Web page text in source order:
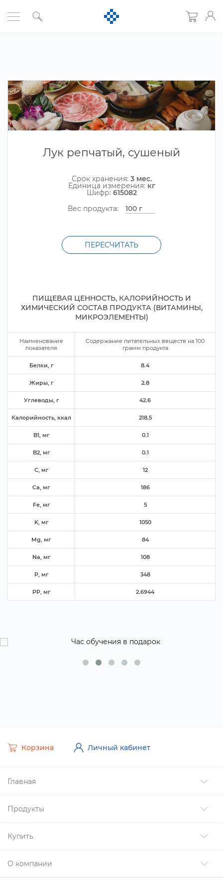
Лук репчатый, сушеный
Срок хранения: 3 мес.
Единица измерения: к
Шифр: 615082
ес продукта:
ПЕРЕСЧИТАТЬ
ПИЩЕВАЯ ЦЕННОСТЬ, КАЛОРИЙНОСТЬ И
ХИМИЧЕСКИЙ СОСТАВ ПРОДУКТА (ВИТАМИНЫ,
МИКРОЭЛЕМЕНТЫ)
Наименование
показателя
Содержание питательных веществ на 100
рамм продукта
Белки, 8.4
Жиры, 2.8
Углеводы, 42.6
Калорийность, ккал 218.5
B1, м 0.1
B2, м 0.1
C, м 12
Ca, м 186
Fe, м 5
K, м 1050
Mg, м 84
Na, м 108
P, м 348
PP, м 2.6944
Главная
Продукты
Купить
О компании
Корзина Личный кабинет